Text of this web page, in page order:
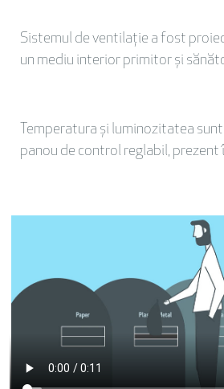
Sistemul de ventilație a fost
un mediu interior primitor și
Temperatura și luminozitatea
panou de control reglabil, prezent